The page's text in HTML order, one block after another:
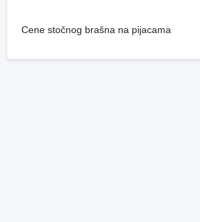
Cene stočnog brašna na pijacama